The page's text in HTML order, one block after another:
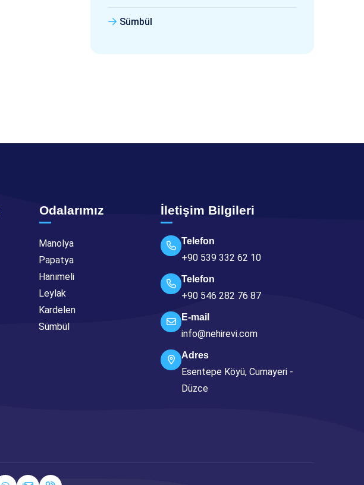
Sümbül
Odalarımız
Manolya
Papatya
Hanımeli
Leylak
Kardelen
Sümbül
İletişim Bilgileri
Telefon
+90 539 332 62 10
Telefon
+90 546 282 76 87
E-mail
info@nehirevi.com
Adres
Esentepe Köyü, Cumayeri -
Düzce